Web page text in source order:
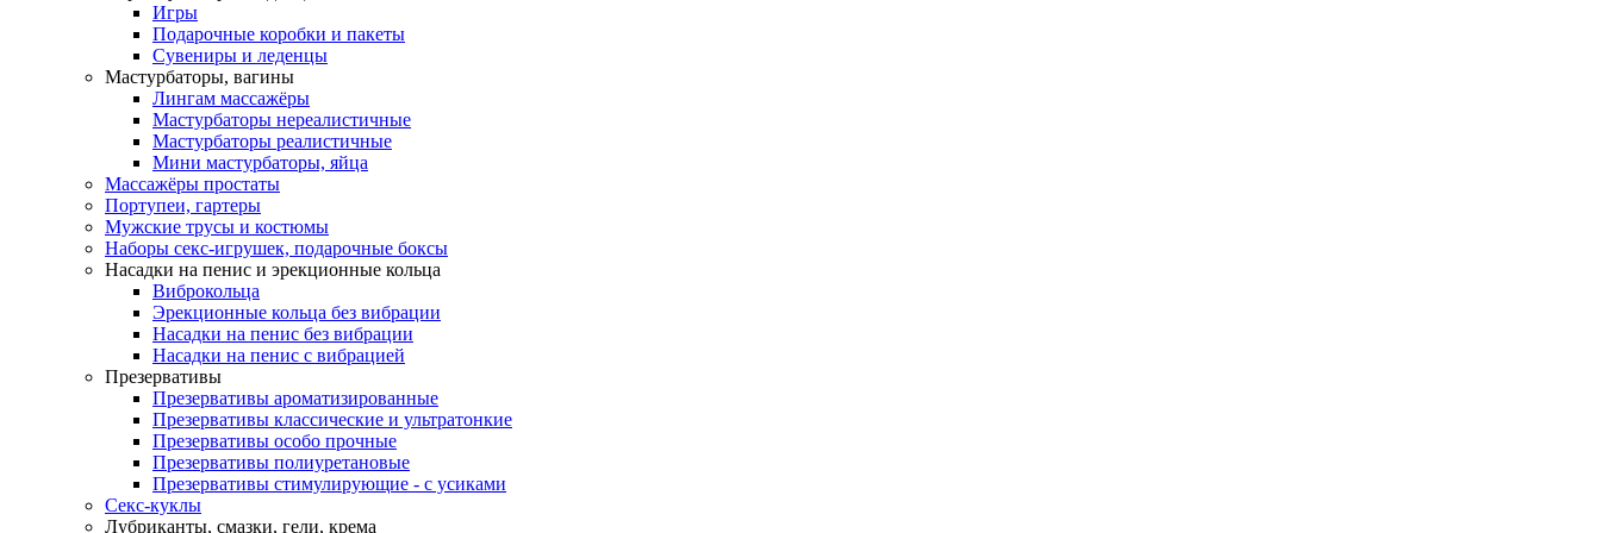
Игры
Подарочные коробки и пакеты
Сувениры и леденцы
Мастурбаторы, вагины
Лингам массажёры
Мастурбаторы нереалистичные
Мастурбаторы реалистичные
Мини мастурбаторы, яйца
Массажёры простаты
Портупеи, гартеры
Мужские трусы и костюмы
Наборы секс-игрушек, подарочные боксы
Насадки на пенис и эрекционные кольца
Виброкольца
Эрекционные кольца без вибрации
Насадки на пенис без вибрации
Насадки на пенис с вибрацией
Презервативы
Презервативы ароматизированные
Презервативы классические и ультратонкие
Презервативы особо прочные
Презервативы полиуретановые
Презервативы стимулирующие - с усиками
Секс-куклы
Лубриканты, смазки, гели, крема